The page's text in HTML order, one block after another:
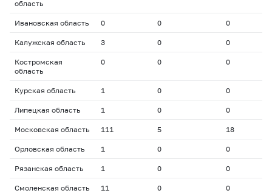
область
Ивановская область 0 0 0
Калужская область 3 0 0
Костромская
область
0 0 0
Курская область 1 0 0
Липецкая область 1 0 0
Московская область 111 5 18
Орловская область 1 0 0
Рязанская область 1 0 0
Смоленская область 11 0 0